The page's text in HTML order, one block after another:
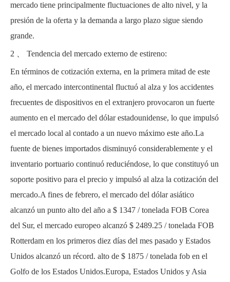
mercado tiene principalmente fluctuaciones de alto nivel, y la
presión de la oferta y la demanda a largo plazo sigue siendo
grande.
2 、 Tendencia del mercado externo de estireno:
En términos de cotización externa, en la primera mitad de este
año, el mercado intercontinental fluctuó al alza y los accidentes
frecuentes de dispositivos en el extranjero provocaron un fuerte
aumento en el mercado del dólar estadounidense, lo que impulsó
el mercado local al contado a un nuevo máximo este año.La
fuente de bienes importados disminuyó considerablemente y el
inventario portuario continuó reduciéndose, lo que constituyó un
soporte positivo para el precio y impulsó al alza la cotización del
mercado.A fines de febrero, el mercado del dólar asiático
alcanzó un punto alto del año a $ 1347 / tonelada FOB Corea
del Sur, el mercado europeo alcanzó $ 2489.25 / tonelada FOB
Rotterdam en los primeros diez días del mes pasado y Estados
Unidos alcanzó un récord. alto de $ 1875 / tonelada fob en el
Golfo de los Estados Unidos.Europa, Estados Unidos y Asia